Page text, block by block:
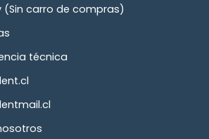
(Sin carro de compras)
técnica